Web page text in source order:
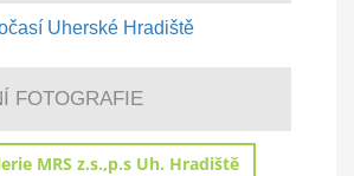
Uherské Hradiště
FOTOGRAFIE
MRS z.s.,p.s Uh. Hradiště